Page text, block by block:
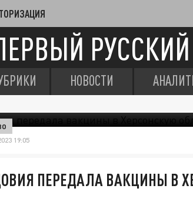
РУССКИЙ
НОВОСТИ
19:05
ПЕРЕДАЛА ВАКЦИНЫ В